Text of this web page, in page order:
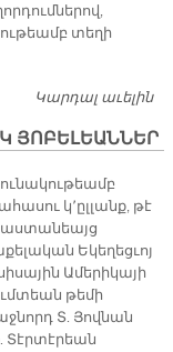
տեղի
Կարդալ աւելին
ՅՈԲԵԼԵԱՆՆԵՐ
կ՚ըլլանք, թէ
Եկեղեցւոյ
Ամերիկայի
թեմի
Տ. Յովնան
Տէրտէրեան